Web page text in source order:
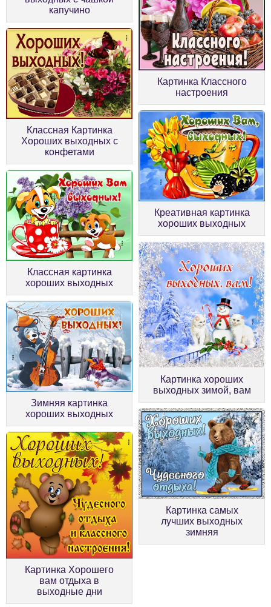
капучино
Картинка Классного
настроения
Классная Картинка
Хороших выходных с
конфетами
Креативная картинка
хороших выходных
Классная картинка
хороших выходных
Картинка хороших
выходных зимой, вам
Зимняя картинка
хороших выходных
Картинка самых
лучших выходных
зимняя
Картинка Хорошего
вам отдыха в
выходные дни